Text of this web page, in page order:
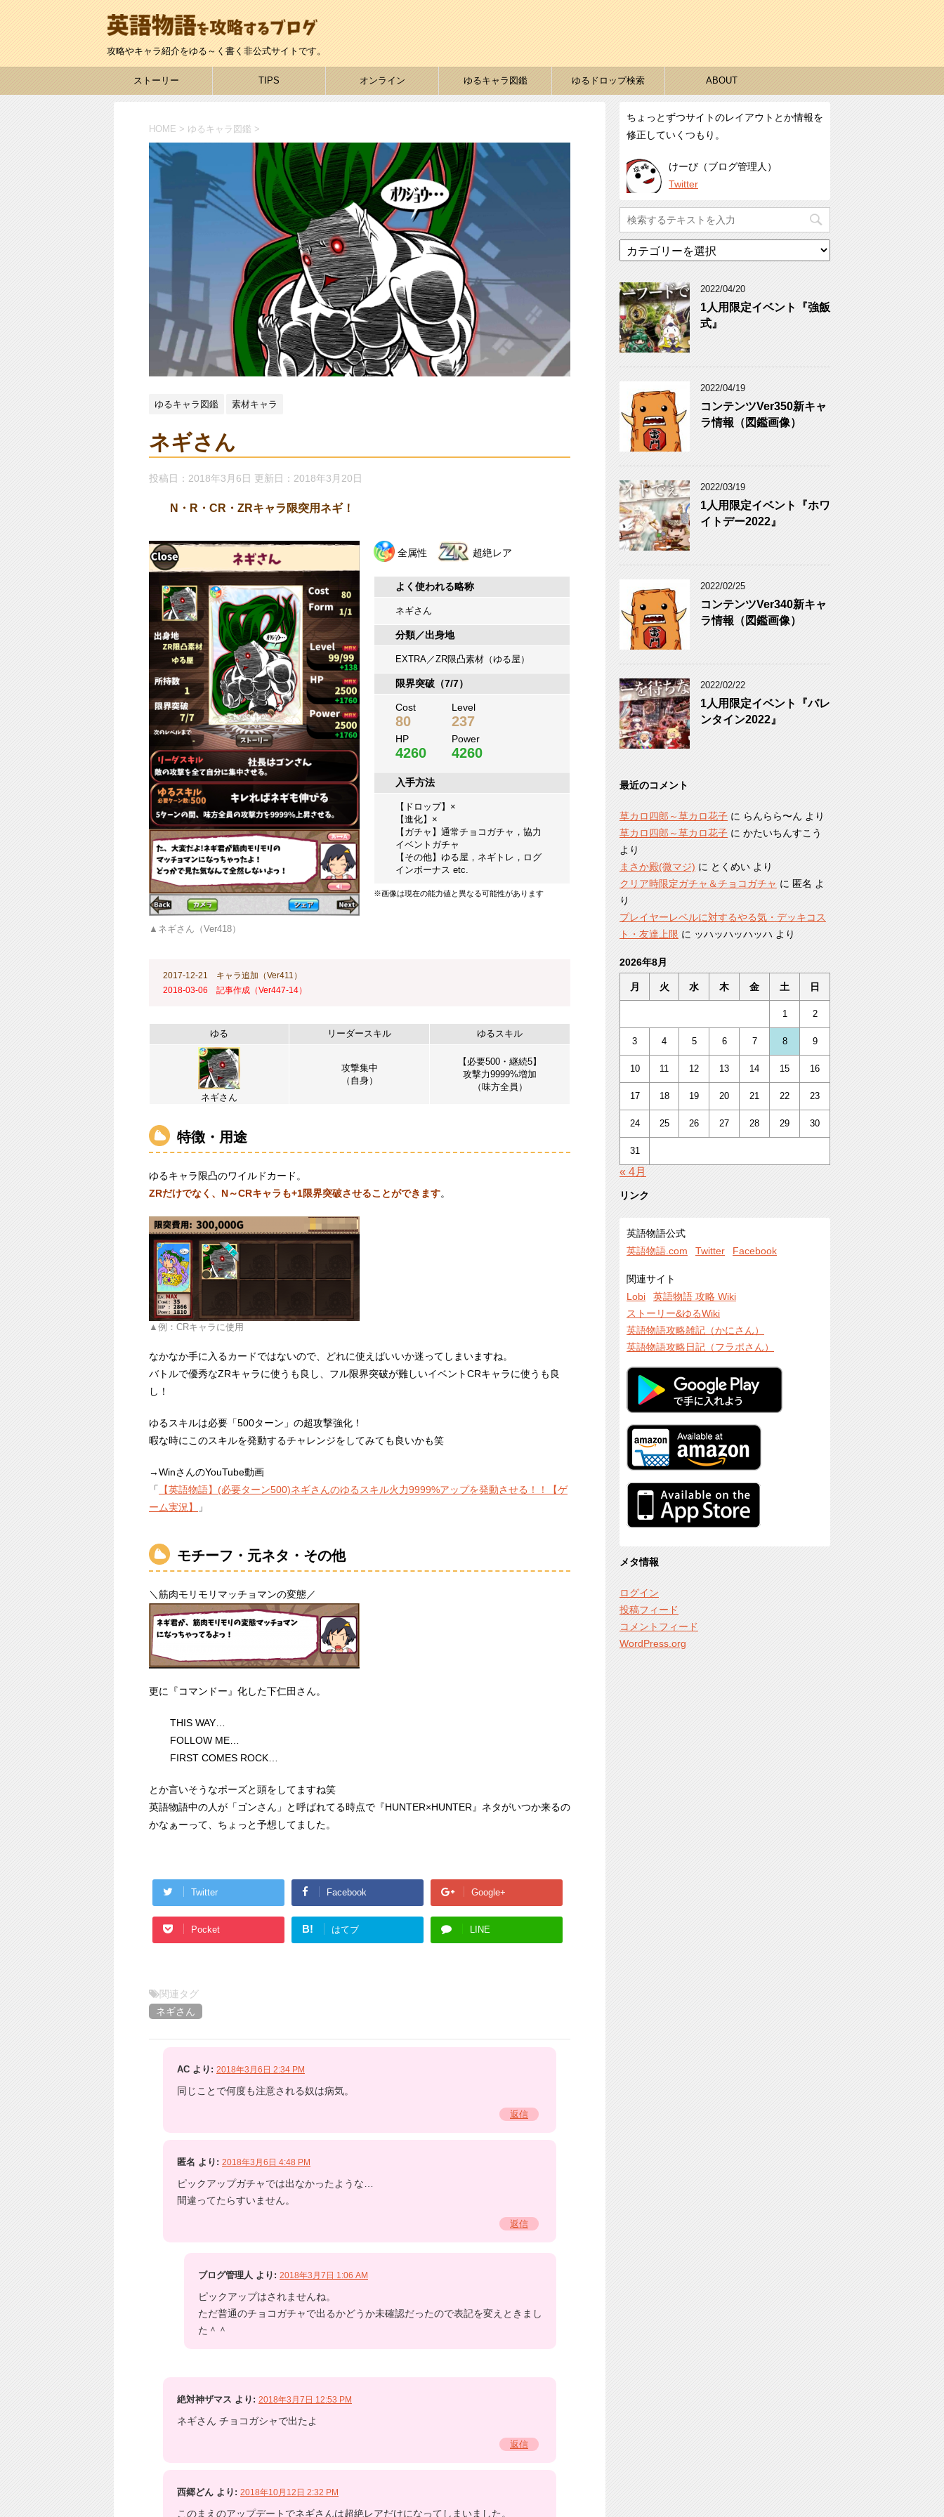
攻略やキャラ紹介をゆる～く書く非公式サイトです。
ストーリー TIPS オンライン ゆるキャラ図鑑 ゆるドロップ検索 ABOUT
HOME > ゆるキャラ図鑑 >
ゆるキャラ図鑑 素材キャラ
ネギさん
投稿日：2018年3月6日 更新日： 2018年3月20日
N・R・CR・ZRキャラ限突用ネギ！
ネギさん（Ver418）
全属性 超絶レア
よく使われる略称
ネギさん
分類／出身地
EXTRA／ZR限凸素材（ゆる屋）
限界突破（7/7）
Cost
80
Level
237
HP
4260
Power
4260
入手方法
【ドロップ】×
【進化】×
【ガチャ】通常チョコガチャ，協力
イベントガチャ
【その他】ゆる屋，ネギトレ，ログ
インボーナス etc.
※画像は現在の能力値と異なる可能性があります
2017-12-21 キャラ追加（Ver411）
2018-03-06 記事作成（Ver447-14）
ゆる リーダースキル ゆるスキル
ネギさん
攻撃集中
（自身）
【必要500・継続5】
攻撃力9999%増加
（味方全員）
特徴・用途
ゆるキャラ限凸のワイルドカード。
ZRだけでなく、N～CRキャラも+1限界突破させることができます。
例：CRキャラに使用
なかなか手に入るカードではないので、どれに使えばいいか迷ってしまいますね。
バトルで優秀なZRキャラに使うも良し、フル限界突破が難しいイベントCRキャラに使うも良
し！
ゆるスキルは必要「500ターン」の超攻撃強化！
暇な時にこのスキルを発動するチャレンジをしてみても良いかも笑
→WinさんのYouTube動画
「 【英語物語】(必要ターン500)ネギさんのゆるスキル火力9999%アップを発動させる！！【ゲ
ーム実況】
」
モチーフ・元ネタ・その他
＼筋肉モリモリマッチョマンの変態／
更に『コマンドー』化した下仁田さん。
THIS WAY…
FOLLOW ME…
FIRST COMES ROCK…
とか言いそうなポーズと頭をしてますね笑
英語物語中の人が「ゴンさん」と呼ばれてる時点で『HUNTER×HUNTER』ネタがいつか来るの
かなぁーって、ちょっと予想してました。
Twitter Facebook Google+
Pocket B! はてブ LINE
関連タグ
ネギさん
AC より: 2018年3月6日 2:34 PM
同じことで何度も注意される奴は病気。
返信
匿名 より: 2018年3月6日 4:48 PM
ピックアップガチャでは出なかったような…
間違ってたらすいません。
返信
ブログ管理人 より: 2018年3月7日 1:06 AM
ピックアップはされませんね。
ただ普通のチョコガチャで出るかどうか未確認だったので表記を変えときまし
た＾＾
絶対神ザマス より: 2018年3月7日 12:53 PM
ネギさん チョコガシャで出たよ
返信
西郷どん より: 2018年10月12日 2:32 PM
このまえのアップデートでネギさんは超絶レアだけになってしまいました。
ちょっとずつサイトのレイアウトとか情報を
修正していくつもり。
けーび（ブログ管理人）
Twitter
テ
リ
ー
2022/04/20
1人用限定イベント『強飯
式』
2022/04/19
コンテンツVer350新キャ
ラ情報（図鑑画像）
2022/03/19
1人用限定イベント『ホワ
イトデー2022』
2022/02/25
コンテンツVer340新キャ
ラ情報（図鑑画像）
2022/02/22
1人用限定イベント『バレ
ンタイン2022』
最近のコメント
草カロ四郎～草カロ花子 に らんらら〜ん より
草カロ四郎～草カロ花子 に かたいちんすこう
より
まさか殿(微マジ) に とくめい より
クリア時限定ガチャ＆チョコガチャ に 匿名 よ
り
プレイヤーレベルに対するやる気・デッキコス
ト・友達上限 に ッハッハッハッハ より
2026年8月
月 火 水 木 金 土 日
1 2
3 4 5 6 7 8 9
10 11 12 13 14 15 16
17 18 19 20 21 22 23
24 25 26 27 28 29 30
31
« 4月
リンク
英語物語公式
英語物語.com
Twitter Facebook
関連サイト
Lobi
英語物語 攻略 Wiki
ストーリー&ゆるWiki
英語物語攻略雑記（かにさん）
英語物語攻略日記（フラポさん）
メタ情報
ログイン
投稿フィード
コメントフィード
WordPress.org